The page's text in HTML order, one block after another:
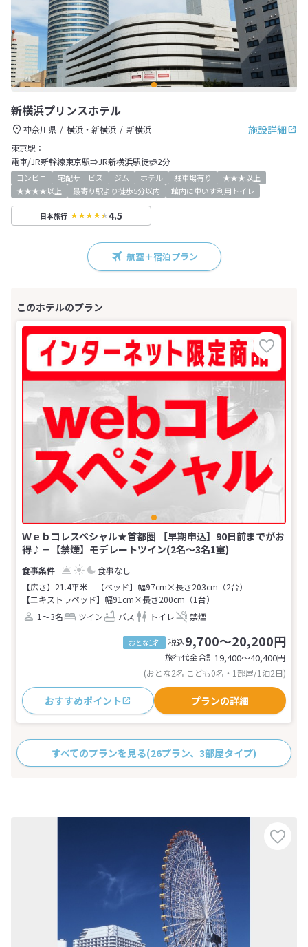
新横浜プリンスホテル
施設詳細
神奈川県 横浜・新横浜
新横浜
東京駅：
電車/JR新幹線東京駅⇒JR新横浜駅徒歩2分
コンビニ 宅配サービス ジム ホテル 駐車場有り
★★★以上
★★★★以上
最寄り駅より徒歩5分以内 館内に車いす利用トイレ
日本旅行 4.5
航空＋宿泊プラン
Ｗｅｂコレスペシャル★首都圏 【早期申込】90日前までがお
得♪－【禁煙】モデレートツイン(2名～3名1室)
食事なし
【広さ】21.4平米
【ベッド】幅97cm×長さ203cm（2台）
【エキストラベッド】幅91cm×長さ200cm（1台）
1～3名
ツイン バス トイレ 禁煙
おとな1名 税込9,700～20,200円
旅行代金合計19,400〜40,400円
(おとな2名 こども0名・1部屋/1泊2日)
おすすめポイント プランの詳細
すべてのプランを見る(26プラン、3部屋タイプ)